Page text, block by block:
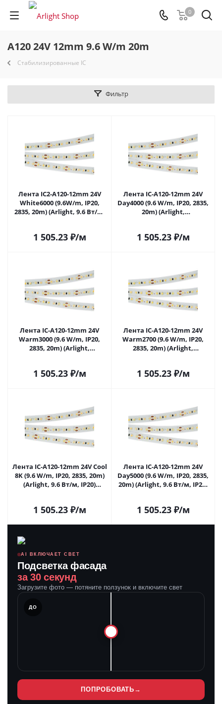
0
A120 24V 12mm 9.6 W/m 20m
Стабилизированные IC
Фильтр
Лента IC2-A120-12mm 24V
White6000 (9.6W/m, IP20,
2835, 20m) (Arlight, 9.6 Вт/м,
1 505.23₽/м
Лента IC-A120-12mm 24V
Day4000 (9.6 W/m, IP20, 2835,
20m) (Arlight,
1 505.23₽/м
Лента IC-A120-12mm 24V
Warm3000 (9.6 W/m, IP20,
2835, 20m) (Arlight,
1 505.23₽/м
Лента IC-A120-12mm 24V
Warm2700 (9.6 W/m, IP20,
2835, 20m) (Arlight,
1 505.23₽/м
Лента IC-A120-12mm 24V Cool
8K (9.6 W/m, IP20, 2835, 20m)
(Arlight, 9.6 Вт/м, IP20)
1 505.23₽/м
Лента IC-A120-12mm 24V
Day5000 (9.6 W/m, IP20, 2835,
20m) (Arlight, 9.6 Вт/м, IP20)
1 505.23₽/м
AI ВКЛЮЧАЕТ СВЕТ
Подсветка фасада
за 30 секунд
Загрузите фото — потяните ползунок и включите свет
ДО
ПОПРОБОВАТЬ →